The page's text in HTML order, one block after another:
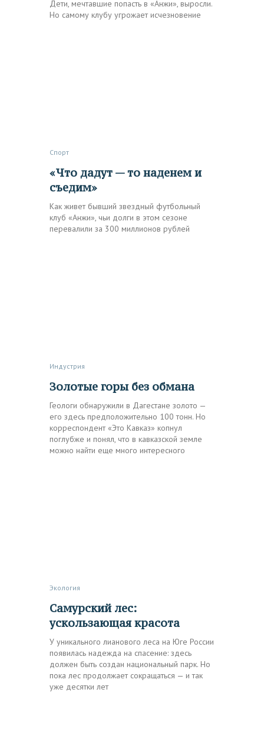
Дети, мечтавшие попасть в «Анжи», выросли.
Но самому клубу угрожает исчезновение
Спорт
«Что дадут — то наденем и
съедим»
Как живет бывший звездный футбольный
клуб «Анжи», чьи долги в этом сезоне
перевалили за 300 миллионов рублей
Индустрия
Золотые горы без обмана
Геологи обнаружили в Дагестане золото —
его здесь предположительно 100 тонн. Но
корреспондент «Это Кавказ» копнул
поглубже и понял, что в кавказской земле
можно найти еще много интересного
Экология
Самурский лес:
ускользающая красота
У уникального лианового леса на Юге России
появилась надежда на спасение: здесь
должен быть создан национальный парк. Но
пока лес продолжает сокращаться — и так
уже десятки лет